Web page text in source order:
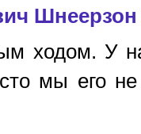
Шнеерзон
ходом. У
мы его